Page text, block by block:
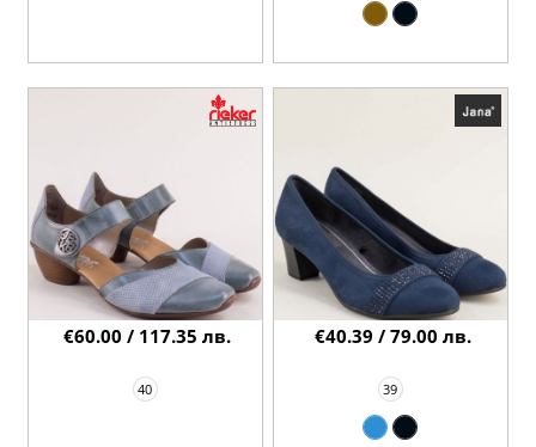
40
€60.00 / 117.35 лв.
39
€40.39 / 79.00 лв.